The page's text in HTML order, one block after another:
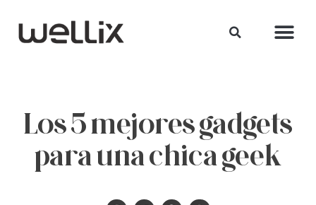
Los 5 mejores gadgets
para una chica geek